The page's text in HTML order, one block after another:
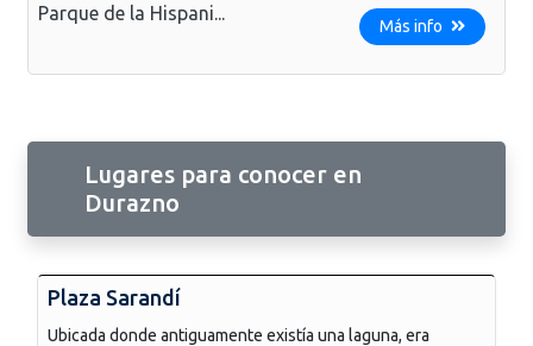
Parque de la Hispani...
Más info
Lugares para conocer en
Durazno
Plaza Sarandí
Ubicada donde antiguamente existía una laguna, era